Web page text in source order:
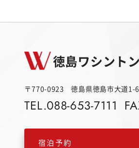
徳島ワシント
〒770-0923 徳島県徳島市大道1-
TEL.088-653-7111
宿泊予約